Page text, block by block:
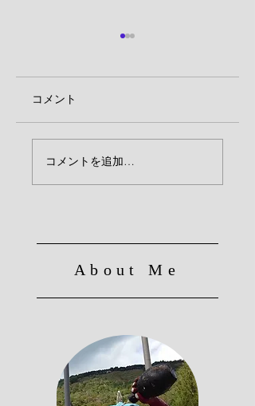
道MAP
コメント
コメントを追加…
About Me